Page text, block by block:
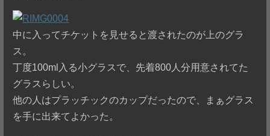
中に入ってチケットを見せると渡されたのが上のグラ
ス。
丁度100ml入る小グラスで、先着800人分用意されてた
グラスらしい。
他の人はプラッチックのカップだったので、まぁグラス
を手に出来てよかった。